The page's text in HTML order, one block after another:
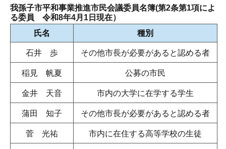
我孫子市平和事業推進市民会議委員名簿(第2条第1項によ
る委員 令和8年4月1日現在）
氏名
種別
石井 歩 その他市長が必要があると認める者
稲見 帆夏 公募の市民
金井 天音 市内の大学に在学する学生
蒲田 知子 その他市長が必要があると認める者
菅 光祐 市内に在住する高等学校の生徒